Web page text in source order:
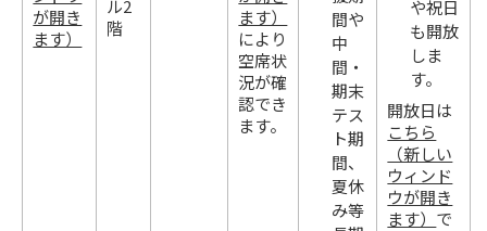
が開き
ます）
ル2
階
ます）
により
空席状
況が確
認でき
ます。
間や
中
間・
期末
テス
ト期
間、
夏休
み等
や祝日
も開放
しま
す。
開放日は
こちら
（新しい
ウィンド
ウが開き
ます） で